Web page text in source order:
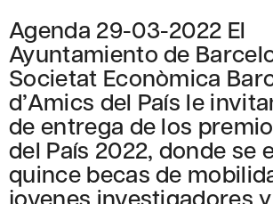
Agenda 29-03-2022 El
Ayuntamiento de
Societat Econòmica
d’Amics del País le
de entrega de los
del País 2022, donde se
quince becas de
jovenes investigadores